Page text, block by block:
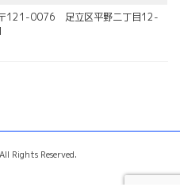
121-0076 足立区平野二丁目12-
Rights Reserved.